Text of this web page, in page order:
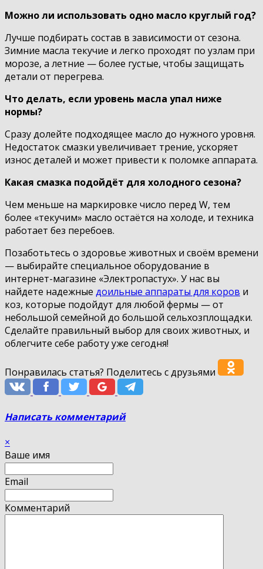
Можно ли использовать одно масло круглый год?
Лучше подбирать состав в зависимости от сезона.
Зимние масла текучие и легко проходят по узлам при
морозе, а летние — более густые, чтобы защищать
детали от перегрева.
Что делать, если уровень масла упал ниже
нормы?
Сразу долейте подходящее масло до нужного уровня.
Недостаток смазки увеличивает трение, ускоряет
износ деталей и может привести к поломке аппарата.
Какая смазка подойдёт для холодного сезона?
Чем меньше на маркировке число перед W, тем
более «текучим» масло остаётся на холоде, и техника
работает без перебоев.
Позаботьтесь о здоровье животных и своём времени
— выбирайте специальное оборудование в
интернет-магазине «Электропастух». У нас вы
найдете надежные доильные аппараты для коров и
коз, которые подойдут для любой фермы — от
небольшой семейной до большой сельхозплощадки.
Сделайте правильный выбор для своих животных, и
облегчите себе работу уже сегодня!
Понравилась статья? Поделитесь с друзьями
Написать комментарий
×
Ваше имя
Email
Комментарий